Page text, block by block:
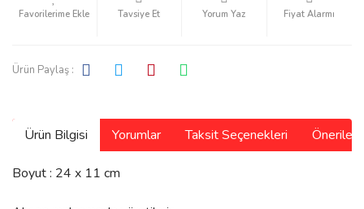
Tavsiye Et Yorum Yaz Fiyat Alarmı
Ürün Paylaş :
Ürün Bilgisi Yorumlar Taksit Seçenekleri
Boyut : 24 x 11 cm